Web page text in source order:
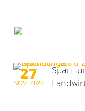
27
NOV.2022